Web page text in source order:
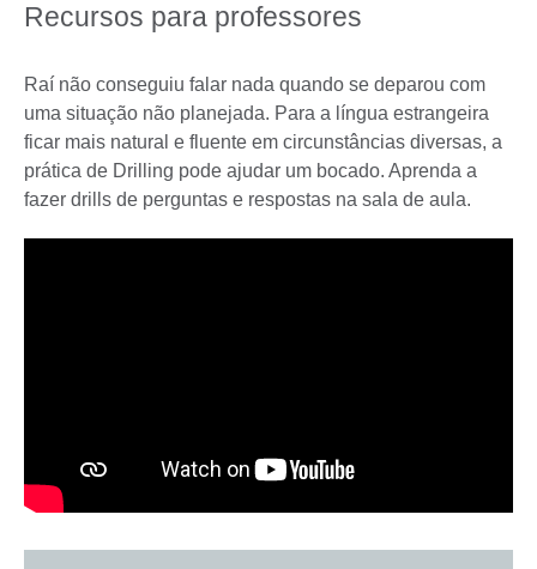
Recursos para professores
Raí não conseguiu falar nada quando se deparou com
uma situação não planejada. Para a língua estrangeira
ficar mais natural e fluente em circunstâncias diversas, a
prática de Drilling pode ajudar um bocado. Aprenda a
fazer drills de perguntas e respostas na sala de aula.